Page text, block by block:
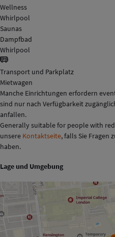
Wellness
Whirlpool
Saunas
Dampfbad
Whirlpool
Transport und Parkplatz
Mietwagen
Manche Einrichtungen erfordern
sind nur nach Verfügbarkeit
anfallen.
Generally suitable for people with
unsere Kontaktseite, falls Sie Fragen
haben.
Lage und Umgebung